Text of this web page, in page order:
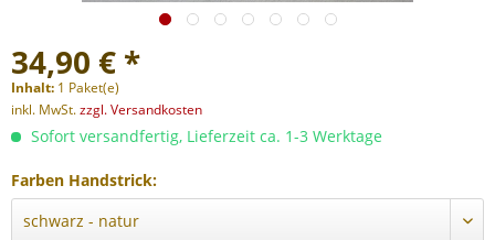
34,90 € *
Inhalt: 1 Paket(e)
inkl. MwSt.zzgl. Versandkosten
Sofort versandfertig, Lieferzeit ca. 1-3 Werktage
Farben Handstrick: